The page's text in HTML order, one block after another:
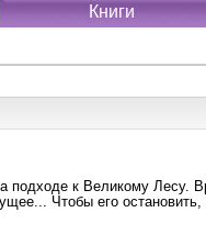
Книги
подходе к Великому Лесу.
Чтобы его